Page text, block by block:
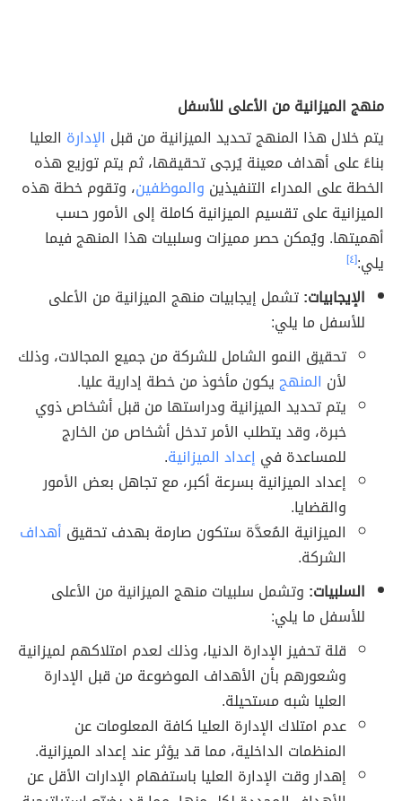
منهج الميزانية من الأعلى للأسفل
يتم خلال هذا المنهج تحديد الميزانية من قبل الإدارة العليا
بناءً على أهداف معينة يُرجى تحقيقها، ثم يتم توزيع هذه
الخطة على المدراء التنفيذين والموظفين، وتقوم خطة هذه
الميزانية على تقسيم الميزانية كاملة إلى الأمور حسب
أهميتها. ويُمكن حصر مميزات وسلبيات هذا المنهج فيما
يلي:[٤]
الإيجابيات:تشمل إيجابيات منهج الميزانية من الأعلى
للأسفل ما يلي:
تحقيق النمو الشامل للشركة من جميع المجالات، وذلك
لأن المنهجيكون مأخوذ من خطة إدارية عليا.
يتم تحديد الميزانية ودراستها من قبل أشخاص ذوي
خبرة، وقد يتطلب الأمر تدخل أشخاص من الخارج
للمساعدة في إعداد الميزانية.
إعداد الميزانية بسرعة أكبر، مع تجاهل بعض الأمور
والقضايا.
الميزانية المُعدَّة ستكون صارمة بهدف تحقيق أهداف
الشركة.
السلبيات: وتشمل سلبيات منهج الميزانية من الأعلى
للأسفل ما يلي:
قلة تحفيز الإدارة الدنيا، وذلك لعدم امتلاكهم لميزانية
وشعورهم بأن الأهداف الموضوعة من قبل الإدارة
العليا شبه مستحيلة.
عدم امتلاك الإدارة العليا كافة المعلومات عن
المنظمات الداخلية، مما قد يؤثر عند إعداد الميزانية.
إهدار وقت الإدارة العليا باستفهام الإدارات الأقل عن